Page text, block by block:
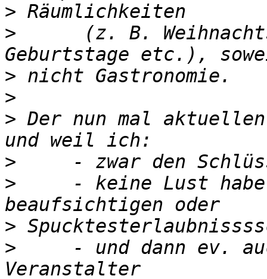
>
> (z. B.
>
>
> Der nun mal
>
> - keine Lust habe
>
> - und dann ev.